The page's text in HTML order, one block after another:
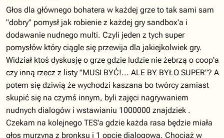
Głos dla głównego bohatera w każdej grze to tak sami sam
"dobry" pomysł jak robienie z każdej gry sandbox'a i
dodawanie nudnego multi. Czyli jeden z tych super
pomysłów który ciągle się przewija dla jakiejkolwiek gry.
Widział ktoś dyskusję o grze gdzie ludzie nie żebrzą o coop'a
czy inną rzecz z listy "MUSI BYĆ!... ALE BY BYŁO SUPER"? A
potem się dziwią że wychodzi kaszana bo twórcy zamiast
skupić się na czymś innym, byli zajęci nagrywaniem
nudnych dialogów i wstawianiu 1000000 znajdziek .
Czekam na kolejnego TES'a gdzie każda rasa będzie miała
głos murzyna z bronksu i 1 opcje dialogową. Chociaż w